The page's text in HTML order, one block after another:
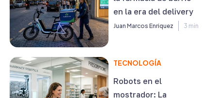
en la era del delivery
Juan Marcos Enriquez 3 min
TECNOLOGÍA
Robots en el
mostrador: La